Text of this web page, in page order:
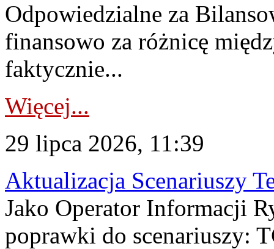
Odpowiedzialne za
finansowo za różnicę
faktycznie...
Więcej...
29 lipca 2026, 11:39
Aktualizacja Scenariuszy
Jako Operator Informacji
poprawki do scenariuszy: